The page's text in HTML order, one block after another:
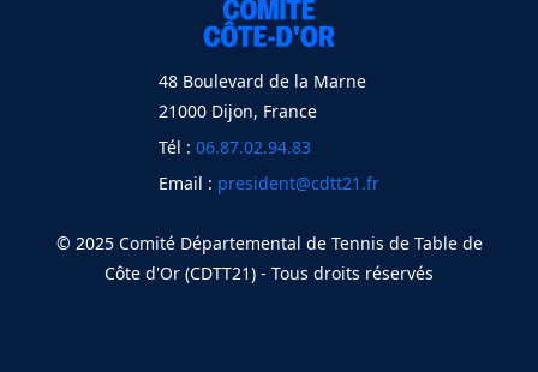
48 Boulevard de la Marne
21000 Dijon, France
Tél : 06.87.02.94.83
Email : president@cdtt21.fr
© 2025 Comité Départemental de Tennis de Table de
Côte d'Or (CDTT21) - Tous droits réservés